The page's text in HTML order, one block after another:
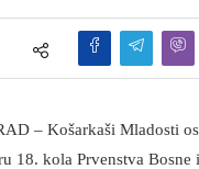
– Košarkaši Mladosti
18. kola Prvenstva Bosne